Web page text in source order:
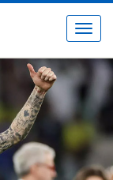
Toggle